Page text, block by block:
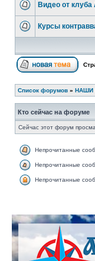
Видео от клуба
Курсы
Список форумов » НАШИ
Кто сейчас на форуме
Сейчас этот форум
Непрочитанные
Непрочитанные
Непрочитанные